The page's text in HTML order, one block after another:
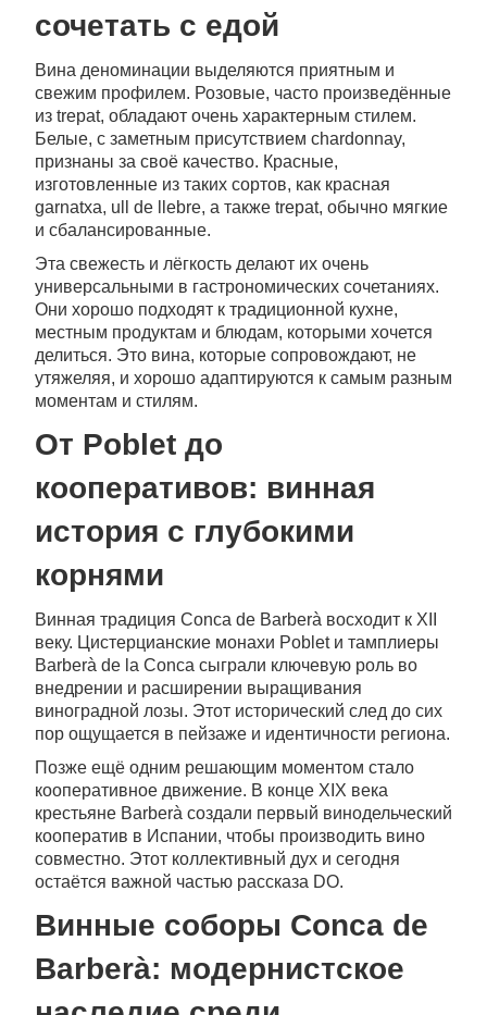
сочетать с едой
Вина деноминации выделяются приятным и
свежим профилем. Розовые, часто произведённые
из trepat, обладают очень характерным стилем.
Белые, с заметным присутствием chardonnay,
признаны за своё качество. Красные,
изготовленные из таких сортов, как красная
garnatxa, ull de llebre, а также trepat, обычно мягкие
и сбалансированные.
Эта свежесть и лёгкость делают их очень
универсальными в гастрономических сочетаниях.
Они хорошо подходят к традиционной кухне,
местным продуктам и блюдам, которыми хочется
делиться. Это вина, которые сопровождают, не
утяжеляя, и хорошо адаптируются к самым разным
моментам и стилям.
От Poblet до
кооперативов: винная
история с глубокими
корнями
Винная традиция Conca de Barberà восходит к XII
веку. Цистерцианские монахи Poblet и тамплиеры
Barberà de la Conca сыграли ключевую роль во
внедрении и расширении выращивания
виноградной лозы. Этот исторический след до сих
пор ощущается в пейзаже и идентичности региона.
Позже ещё одним решающим моментом стало
кооперативное движение. В конце XIX века
крестьяне Barberà создали первый винодельческий
кооператив в Испании, чтобы производить вино
совместно. Этот коллективный дух и сегодня
остаётся важной частью рассказа DO.
Винные соборы Conca de
Barberà: модернистское